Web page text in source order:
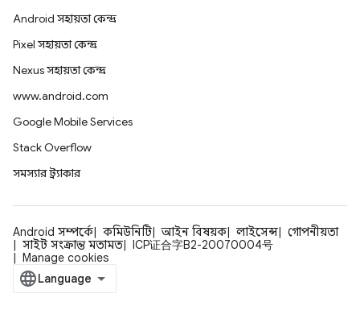
Android সহায়তা কেন্দ্র
Pixel সহায়তা কেন্দ্র
Nexus সহায়তা কেন্দ্র
www.android.com
Google Mobile Services
Stack Overflow
সমস্যার ট্র্যাকার
Android সম্পর্কে কমিউনিটি আইন বিষয়ক লাইসেন্স
গোপনীয়তা
সাইট সংক্রান্ত মতামত
ICP证合字B2-20070004号
Manage cookies